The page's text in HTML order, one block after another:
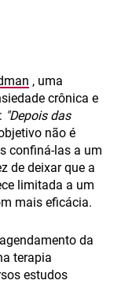
, uma
crônica e
"Depois das
não é
confiná-las a um
de deixar que a
limitada a um
mais eficácia.
da
terapia
estudos